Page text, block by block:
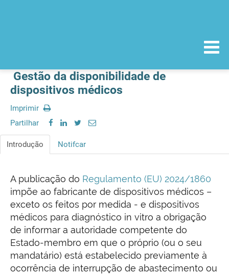
Gestão da disponibilidade de
dispositivos médicos
Imprimir
Partilhar
Introdução Notifcar
A publicação do Regulamento (EU) 2024/1860
impõe ao fabricante de dispositivos médicos –
exceto os feitos por medida - e dispositivos
médicos para diagnóstico in vitro a obrigação
de informar a autoridade competente do
Estado-membro em que o próprio (ou o seu
mandatário) está estabelecido previamente à
ocorrência de interrupção de abastecimento ou